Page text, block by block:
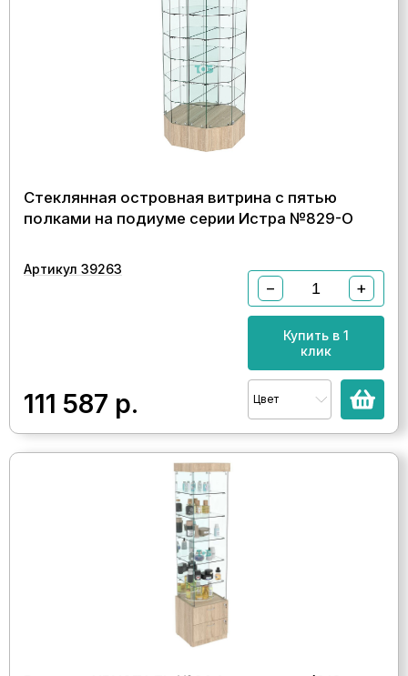
Стеклянная островная витрина с пятью
полками на подиуме серии Истра №829-О
Артикул 39263
111 587 р.
− +
Купить в 1
клик
Цвет